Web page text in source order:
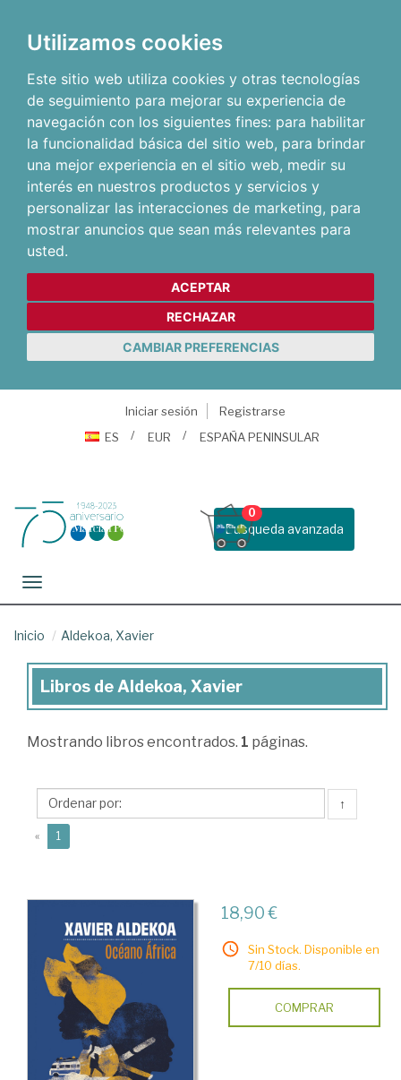
Utilizamos cookies
Este sitio web utiliza cookies y otras tecnologías
de seguimiento para mejorar su experiencia de
navegación con los siguientes fines: para habilitar
la funcionalidad básica del sitio web, para brindar
una mejor experiencia en el sitio web, medir su
interés en nuestros productos y servicios y
personalizar las interacciones de marketing, para
mostrar anuncios que sean más relevantes para
usted.
ACEPTAR
RECHAZAR
CAMBIAR PREFERENCIAS
Iniciar sesión
Registrarse
ES
EUR ESPAÑA PENINSULAR
Busqueda avanzada
0
Toggle navigation
Inicio Aldekoa, Xavier
Libros
Aldekoa,
Libros de Aldekoa, Xavier
Mostrando libros encontrados. 1 páginas.
↑
« 1
18,90 €
Sin Stock. Disponible en
7/10 días.
COMPRAR